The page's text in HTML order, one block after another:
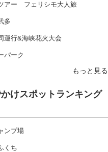
アー フェリシモ大人旅
多
運行&海峡花火大会
パーク
もっと見る
けスポットランキング
ンプ場
くち